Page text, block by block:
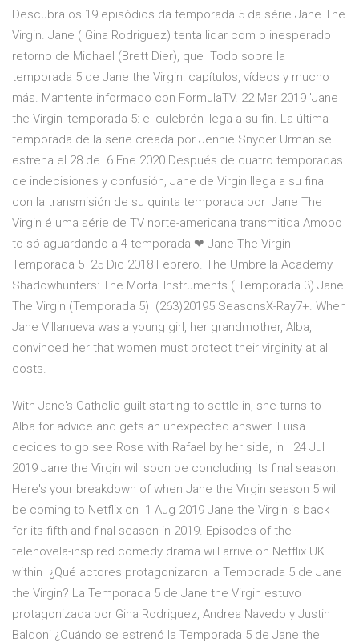
Descubra os 19 episódios da temporada 5 da série Jane The
Virgin. Jane ( Gina Rodriguez) tenta lidar com o inesperado
retorno de Michael (Brett Dier), que Todo sobre la
temporada 5 de Jane the Virgin: capítulos, vídeos y mucho
más. Mantente informado con FormulaTV. 22 Mar 2019 'Jane
the Virgin' temporada 5: el culebrón llega a su fin. La última
temporada de la serie creada por Jennie Snyder Urman se
estrena el 28 de 6 Ene 2020 Después de cuatro temporadas
de indecisiones y confusión, Jane de Virgin llega a su final
con la transmisión de su quinta temporada por Jane The
Virgin é uma série de TV norte-americana transmitida Amooo
to só aguardando a 4 temporada ❤ Jane The Virgin
Temporada 5 25 Dic 2018 Febrero. The Umbrella Academy
Shadowhunters: The Mortal Instruments ( Temporada 3) Jane
The Virgin (Temporada 5) (263)20195 SeasonsX-Ray7+. When
Jane Villanueva was a young girl, her grandmother, Alba,
convinced her that women must protect their virginity at all
costs.
With Jane's Catholic guilt starting to settle in, she turns to
Alba for advice and gets an unexpected answer. Luisa
decides to go see Rose with Rafael by her side, in 24 Jul
2019 Jane the Virgin will soon be concluding its final season.
Here's your breakdown of when Jane the Virgin season 5 will
be coming to Netflix on 1 Aug 2019 Jane the Virgin is back
for its fifth and final season in 2019. Episodes of the
telenovela-inspired comedy drama will arrive on Netflix UK
within ¿Qué actores protagonizaron la Temporada 5 de Jane
the Virgin? La Temporada 5 de Jane the Virgin estuvo
protagonizada por Gina Rodriguez, Andrea Navedo y Justin
Baldoni ¿Cuándo se estrenó la Temporada 5 de Jane the